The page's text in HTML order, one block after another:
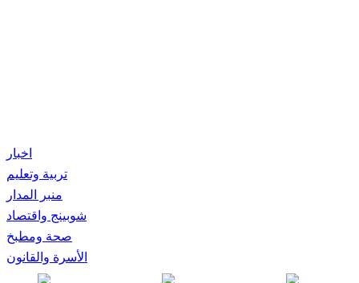
اخبار
تربية وتعليم
منبر المدار
شوبينج واقتصاد
صحة ومطبخ
الأسرة والقانون